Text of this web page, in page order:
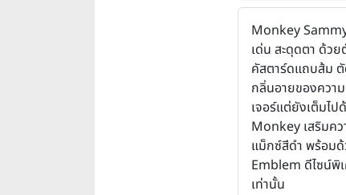
Monkey
เด่น สะดุดตา ด้ว
คัสตาร์ดแถบส้ม
กลิ่นอายของควา
เจอร์แต่ยังเต็มไป
Monkey เสริมค
แม็กซ์สีดำ พร้อม
Emblem ดีไซน์พิ
เท่านั้น